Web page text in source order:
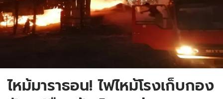
ไหม้มาราธอน! ไฟไหม้โรงเก็บกอง